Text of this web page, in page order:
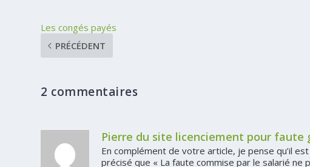
Les congés payés
PRÉCÉDENT
2 commentaires
Pierre du site licenciement pour faute
En complément de votre article, je pense qu’il
précisé que « La faute commise par le salarié